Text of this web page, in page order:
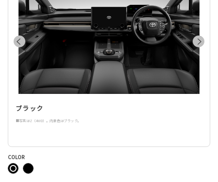
ブラック
■写真はZ（4WD）。内装色はブラック。
COLOR